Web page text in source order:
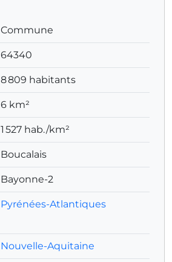
Commune
64340
8 809 habitants
6 km²
1 527 hab./km²
Boucalais
Bayonne-2
Pyrénées-Atlantiques
Nouvelle-Aquitaine